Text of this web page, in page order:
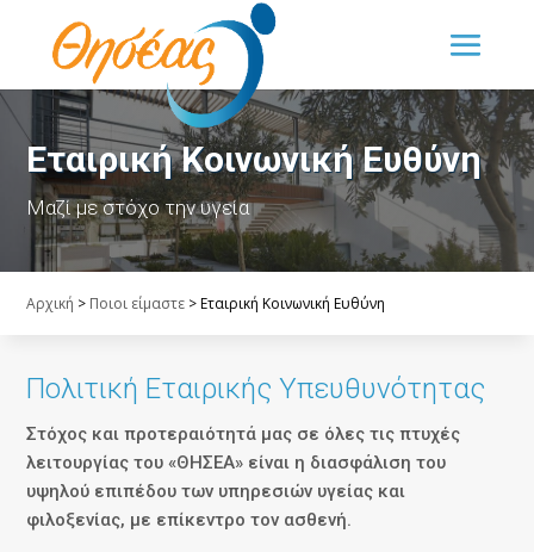
Εταιρική Κοινωνική Ευθύνη
Μαζί με στόχο την υγεία
Αρχική > Ποιοι είμαστε >Εταιρική Κοινωνική Ευθύνη
Πολιτική Εταιρικής Υπευθυνότητας
Στόχος και προτεραιότητά μας σε όλες τις πτυχές
λειτουργίας του «ΘΗΣΕΑ» είναι η διασφάλιση του
υψηλού επιπέδου των υπηρεσιών υγείας και
φιλοξενίας, με επίκεντρο τον ασθενή.